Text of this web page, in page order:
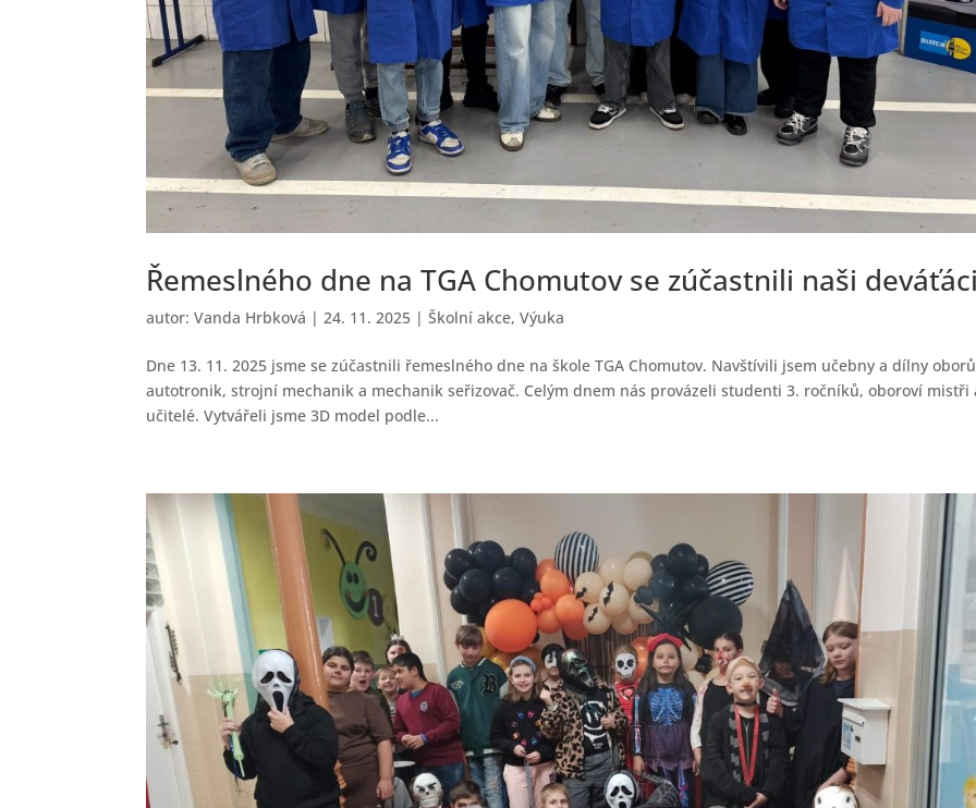
Řemeslného dne na TGA Chomutov se zúčastnili naši
autor:Vanda Hrbková | 24. 11. 2025 |Školní akce,Výuka
Dne 13. 11. 2025 jsme se zúčastnili řemeslného dne na škole TGA Chomutov. Navštívili jsem učebny a dílny oborů
autotronik, strojní mechanik a mechanik seřizovač. Celým dnem nás provázeli studenti 3. ročníků, oboroví mistři
učitelé. Vytvářeli jsme 3D model podle...